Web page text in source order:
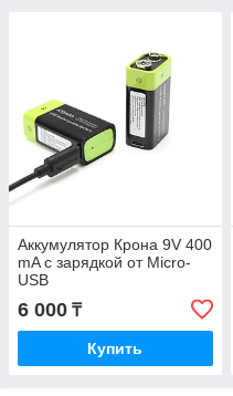
Аккумулятор Крона 9V 400
mA с зарядкой от Micro-
USB
6 000 ₸
Купить